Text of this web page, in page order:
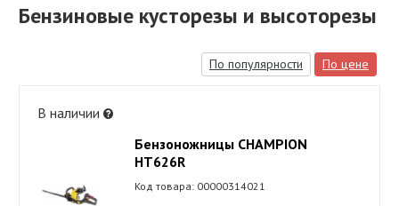
Бензиновые кусторезы и высоторезы
По популярности По цене
В наличии
Бензоножницы CHAMPION
HT626R
Код товара: 00000314021